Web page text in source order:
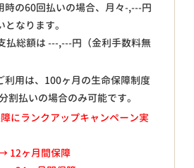
時の60回払いの場合、月々-,---円
なります。
払総額は---,---円（金利手数料無
利用は、100ヶ月の生命保障制度
割払いの場合のみ可能です。
にランクアップキャンペーン実
12ヶ月間保障